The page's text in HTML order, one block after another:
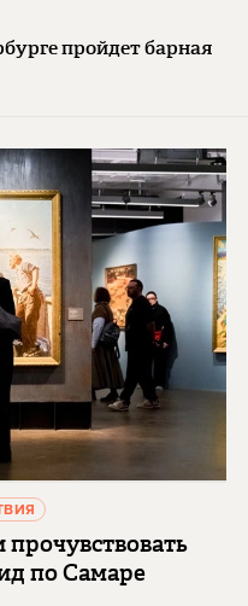
пройдет барная
прочувствовать
по Самаре